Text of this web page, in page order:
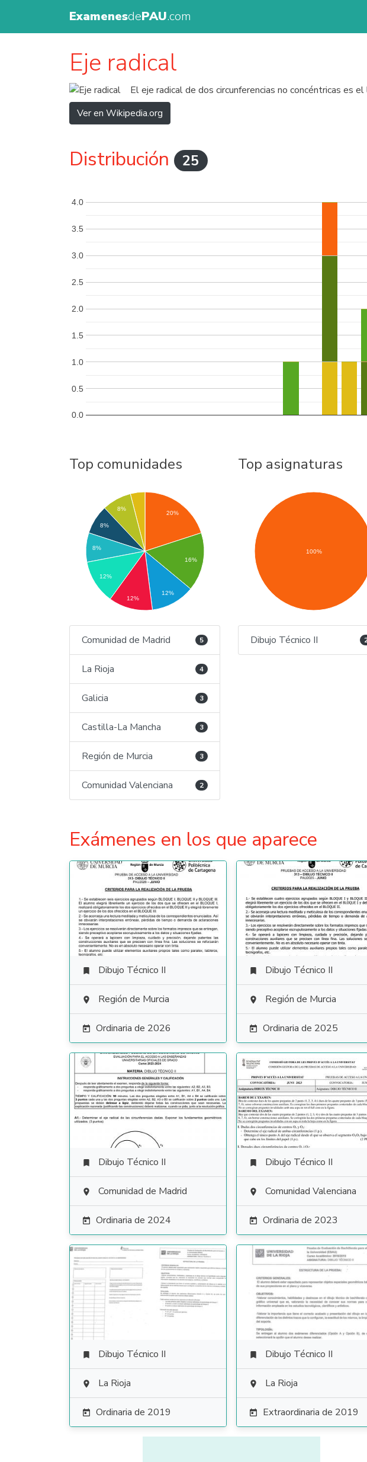
ExamenesdePAU.com
Eje radical
El eje radical de dos circunferencias no concéntricas es
Ver en Wikipedia.org
Distribución 25
0.0
0.5
1.0
1.5
2.0
2.5
3.0
3.5
4.0
Top comunidades
20%
16%
12%
8%
8%
8%
12%
12%
Comunidad de Madrid 5
La Rioja 4
Galicia 3
Castilla-La Mancha 3
Región de Murcia 3
Comunidad Valenciana 2
Top asignaturas
100%
Dibujo Técnico II
Exámenes en los que aparece
 Dibujo Técnico II
 Región de Murcia
 Ordinaria de 2026
 Dibujo Técnico II
 Región de Murcia
 Ordinaria de 2025
 Dibujo Técnico II
 Comunidad de Madrid
 Ordinaria de 2024
 Dibujo Técnico II
 Comunidad Valenciana
 Ordinaria de 2023
 Dibujo Técnico II
 La Rioja
 Ordinaria de 2019
 Dibujo Técnico II
 La Rioja
 Extraordinaria de 2019